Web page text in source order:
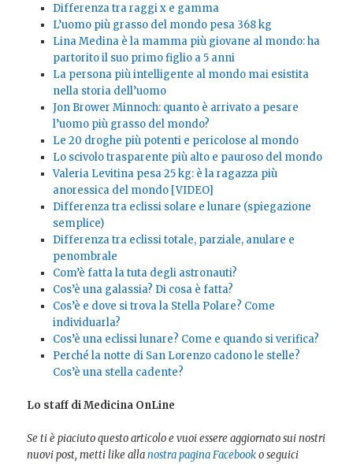
Differenza tra raggi x e gamma
L’uomo più grasso del mondo pesa 368 kg
Lina Medina è la mamma più giovane al mondo: ha
partorito il suo primo figlio a 5 anni
La persona più intelligente al mondo mai esistita
nella storia dell’uomo
Jon Brower Minnoch: quanto è arrivato a pesare
l’uomo più grasso del mondo?
Le 20 droghe più potenti e pericolose al mondo
Lo scivolo trasparente più alto e pauroso del mondo
Valeria Levitina pesa 25 kg: è la ragazza più
anoressica del mondo [VIDEO]
Differenza tra eclissi solare e lunare (spiegazione
semplice)
Differenza tra eclissi totale, parziale, anulare e
penombrale
Com’è fatta la tuta degli astronauti?
Cos’è una galassia? Di cosa è fatta?
Cos’è e dove si trova la Stella Polare? Come
individuarla?
Cos’è una eclissi lunare? Come e quando si verifica?
Perché la notte di San Lorenzo cadono le stelle?
Cos’è una stella cadente?
Lo staff di Medicina OnLine
Se ti è piaciuto questo articolo e vuoi essere aggiornato sui nostri
nuovi post, metti like allanostra pagina Facebooko seguici